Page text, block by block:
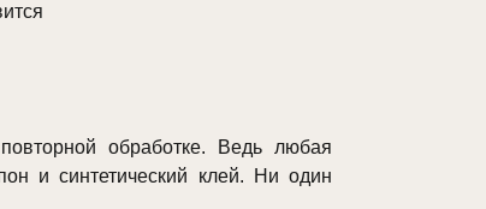
обработке. Ведь любая
и синтетический клей. Ни один